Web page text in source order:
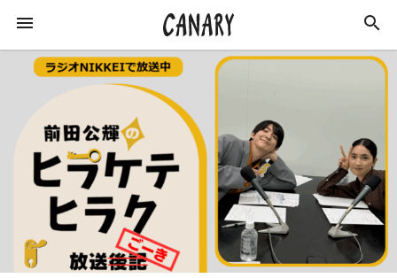
KEYWORD
キーワード
ラジオ 特集 カルチャー イベント
インタビュー 学び イベントレポート